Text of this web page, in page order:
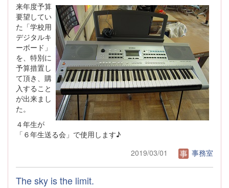
来年度予算
要望してい
た「学校用
デジタルキ
ーボード」
を、特別に
予算措置し
て頂き、購
入すること
が出来まし
た。
４年生が
「６年生送る会」で使用します♪
2019/03/01
事務室
The sky is the limit.